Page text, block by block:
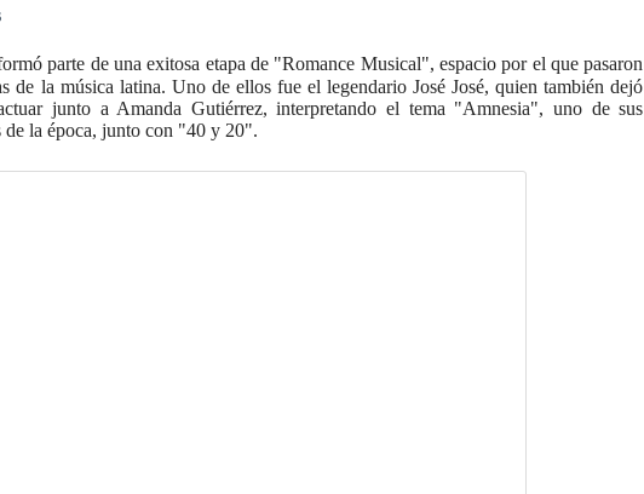
parte de una exitosa etapa de "Romance Musical", espacio por el que pasaron
de la música latina. Uno de ellos fue el legendario José José, quien también dejó
junto a Amanda Gutiérrez, interpretando el tema "Amnesia", uno de sus
de la época, junto con "40 y 20".